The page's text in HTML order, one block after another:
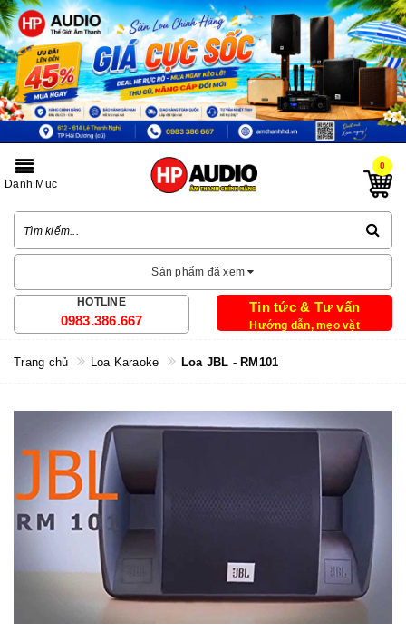
0
Danh Mục
Sản phẩm đã xem
HOTLINE
0983.386.667
Tin tức & Tư vấn
Hướng dẫn, mẹo vặt
Trang chủ Loa Karaoke Loa JBL - RM101